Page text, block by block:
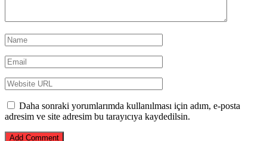
Daha sonraki yorumlarımda kullanılması için adım, e-posta
adresim ve site adresim bu tarayıcıya kaydedilsin.